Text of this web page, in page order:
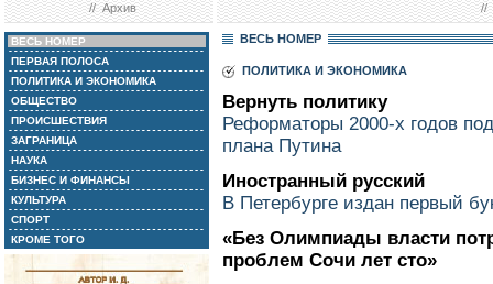
//Архив //
ВЕСЬ НОМЕР
ПЕРВАЯ ПОЛОСА
ПОЛИТИКА И ЭКОНОМИКА
ОБЩЕСТВО
ПРОИСШЕСТВИЯ
ЗАГРАНИЦА
НАУКА
БИЗНЕС И ФИНАНСЫ
КУЛЬТУРА
СПОРТ
КРОМЕ ТОГО
ВЕСЬ НОМЕР
ПОЛИТИКА И ЭКОНОМИКА
Вернуть политику
Реформаторы 2000-х годов
плана Путина
Иностранный русский
В Петербурге издан первый
«Без Олимпиады власти
проблем Сочи лет сто»